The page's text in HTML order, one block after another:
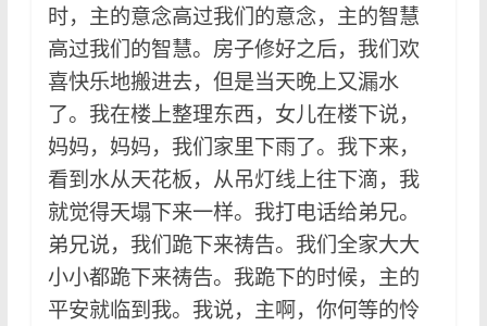
时，主的意念高过我们的意念，主的智慧
高过我们的智慧。房子修好之后，我们欢
喜快乐地搬进去，但是当天晚上又漏水
了。我在楼上整理东西，女儿在楼下说，
妈妈，妈妈，我们家里下雨了。我下来，
看到水从天花板，从吊灯线上往下滴，我
就觉得天塌下来一样。我打电话给弟兄。
弟兄说，我们跪下来祷告。我们全家大大
小小都跪下来祷告。我跪下的时候，主的
平安就临到我。我说，主啊，你何等的怜